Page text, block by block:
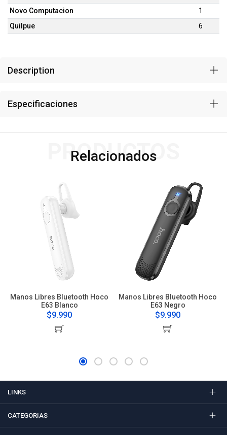
Novo Computacion
1
Quilpue
6
Description
Especificaciones
Relacionados
PRODUCTOS
Manos Libres Bluetooth Hoco
E63 Blanco
$9.990
Manos Libres Bluetooth Hoco
E63 Negro
$9.990
LINKS
CATEGORIAS